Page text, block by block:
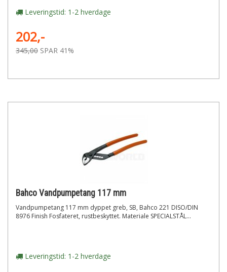
Leveringstid: 1-2 hverdage
202,-
345,00 SPAR 41%
Bahco Vandpumpetang 117 mm
Vandpumpetang 117 mm dyppet greb, SB, Bahco 221 DISO/DIN
8976 Finish Fosfateret, rustbeskyttet. Materiale SPECIALSTÅL...
Leveringstid: 1-2 hverdage